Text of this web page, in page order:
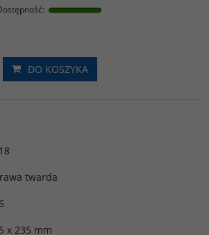
:
DO KOSZYKA
twarda
x 235 mm